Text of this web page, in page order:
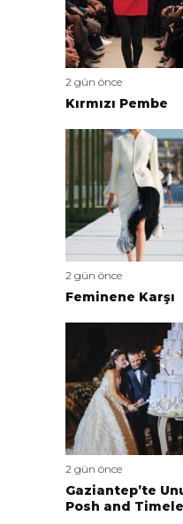
2 gün önce
Kırmızı Pembe
2 gün önce
Feminene Karşı
2 gün önce
Gaziantep’te
Posh and